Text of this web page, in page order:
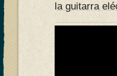
la guitarra